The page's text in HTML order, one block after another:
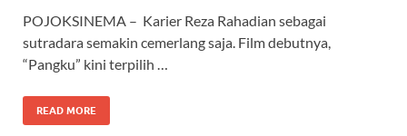
POJOKSINEMA – Karier Reza Rahadian sebagai
sutradara semakin cemerlang saja. Film debutnya,
“Pangku” kini terpilih …
READ MORE